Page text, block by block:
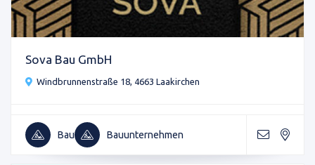
Sova Bau GmbH
Windbrunnenstraße 18, 4663 Laakirchen
Bau Bauunternehmen